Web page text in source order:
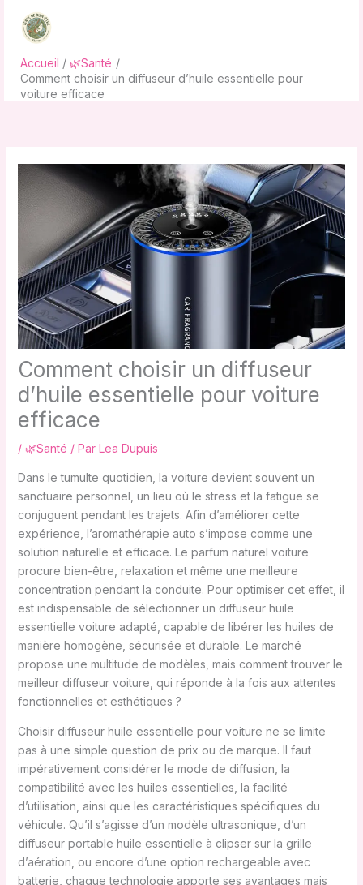
contenu
Accueil
🌿Santé
Comment choisir un diffuseur d’huile essentielle pour
voiture efficace
Comment choisir un diffuseur
d’huile essentielle pour voiture
efficace
/ 🌿Santé / Par Lea Dupuis
Dans le tumulte quotidien, la voiture devient souvent un
sanctuaire personnel, un lieu où le stress et la fatigue se
conjuguent pendant les trajets. Afin d’améliorer cette
expérience, l’aromathérapie auto s’impose comme une
solution naturelle et efficace. Le parfum naturel voiture
procure bien-être, relaxation et même une meilleure
concentration pendant la conduite. Pour optimiser cet effet, il
est indispensable de sélectionner un diffuseur huile
essentielle voiture adapté, capable de libérer les huiles de
manière homogène, sécurisée et durable. Le marché
propose une multitude de modèles, mais comment trouver le
meilleur diffuseur voiture, qui réponde à la fois aux attentes
fonctionnelles et esthétiques ?
Choisir diffuseur huile essentielle pour voiture ne se limite
pas à une simple question de prix ou de marque. Il faut
impérativement considérer le mode de diffusion, la
compatibilité avec les huiles essentielles, la facilité
d’utilisation, ainsi que les caractéristiques spécifiques du
véhicule. Qu’il s’agisse d’un modèle ultrasonique, d’un
diffuseur portable huile essentielle à clipser sur la grille
d’aération, ou encore d’une option rechargeable avec
batterie, chaque technologie apporte ses avantages mais